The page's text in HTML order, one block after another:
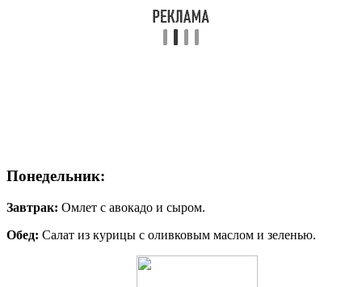
Понедельник:
Завтрак: Омлет с авокадо и сыром.
Обед: Салат из курицы с оливковым маслом и зеленью.